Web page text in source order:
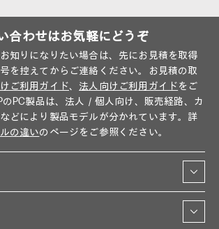
合わせはお気軽にどうぞ
知りになりたい場合は、先にお見積を取得
を控えてからご連絡ください。お見積の取
ご利用ガイド、 法人向けご利用ガイドをご
PC製品は、法人／個人向け、販売経路、カ
どにより製品モデルが分かれています。詳
の違いのページをご参照ください。